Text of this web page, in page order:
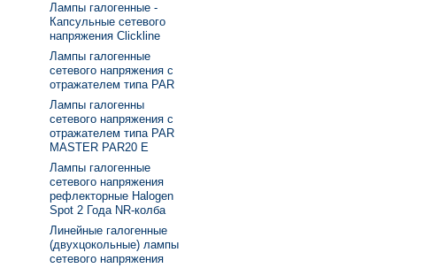
Лампы галогенные -
Капсульные сетевого
напряжения Clickline
Лампы галогенные
сетевого напряжения с
отражателем типа PAR
Лампы галогенны
сетевого напряжения с
отражателем типа PAR
MASTER PAR20 E
Лампы галогенные
сетевого напряжения
рефлекторные Halogen
Spot 2 Года NR-колба
Линейные галогенные
(двухцокольные) лампы
сетевого напряжения